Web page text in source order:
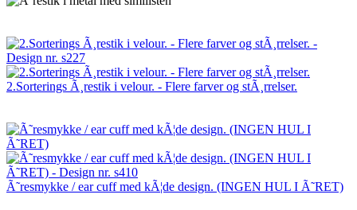
2.Sorterings Ã¸restik i velour. - Flere farver og stÃ¸rrelser.
Ã˜resmykke / ear cuff med kÃ¦de design. (INGEN HUL I Ã˜RET)